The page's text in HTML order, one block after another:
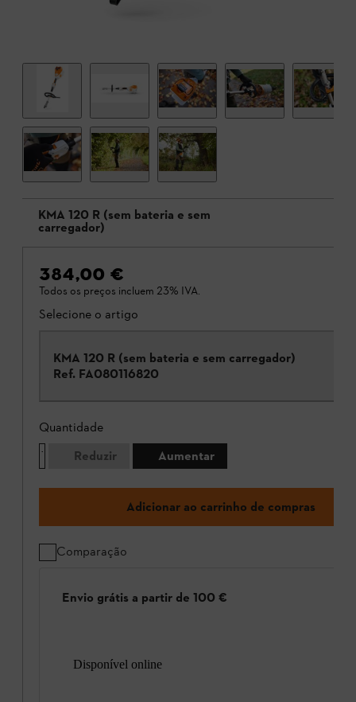
KMA 120 R (sem bateria e sem
carregador)
384,00 €
Todos os preços incluem 23% IVA.
Selecione o artigo
KMA 120 R (sem bateria e sem carregador)
Ref. FA080116820
Quantidade
Reduzir
Aumentar
Adicionar ao carrinho de compras
Comparação
Envio grátis a partir de 100 €
Disponível online